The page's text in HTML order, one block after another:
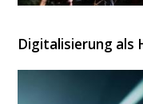
Digitalisierung als